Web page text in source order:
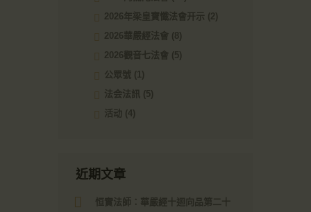
2026年梁皇寶懺法會开示 (2)
2026華嚴經法會 (8)
2026觀音七法會 (5)
公眾號 (1)
法会法訊 (5)
活动 (4)
近期文章
恒實法師：華嚴經十迴向品第二十